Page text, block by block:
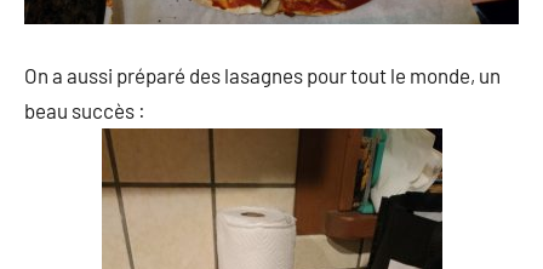
On a aussi préparé des lasagnes pour tout le monde, un
beau succès :